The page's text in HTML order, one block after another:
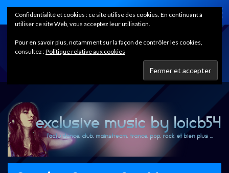
Home
Confidentialité et cookies : ce site utilise des cookies. En continuant à
utiliser ce site Web, vous acceptez leur utilisation.
Pour en savoir plus, notamment sur la façon de contrôler les cookies,
consultez :Politique relative aux cookies